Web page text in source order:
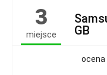
3
miejsce
GB